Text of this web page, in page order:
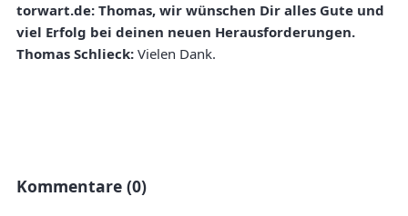
torwart.de: Thomas, wir wünschen Dir alles Gute und
viel Erfolg bei deinen neuen Herausforderungen.
Thomas Schlieck: Vielen Dank.
Kommentare (0)